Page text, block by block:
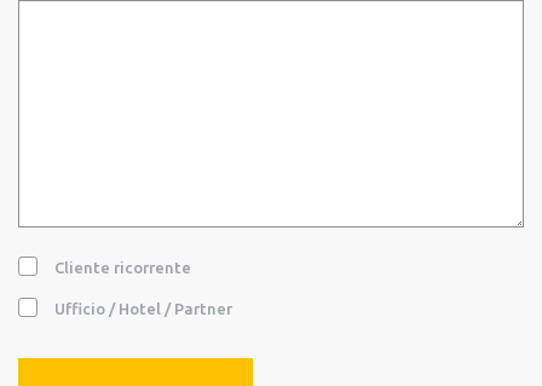
Cliente ricorrente
Ufficio / Hotel / Partner